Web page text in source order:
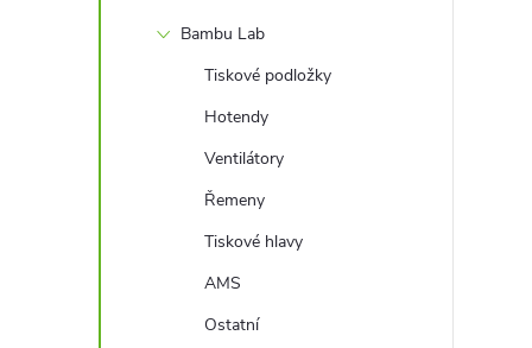
Bambu Lab
Tiskové podložky
Hotendy
Ventilátory
Řemeny
Tiskové hlavy
AMS
Ostatní